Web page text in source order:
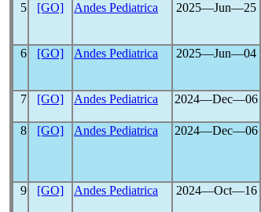
5
[GO] Andes Pediatrica 2025―Jun―25
6
[GO] Andes Pediatrica 2025―Jun―04
7
[GO] Andes Pediatrica 2024―Dec―06
8 [GO] Andes Pediatrica 2024―Dec―06
9
[GO] Andes Pediatrica 2024―Oct―16